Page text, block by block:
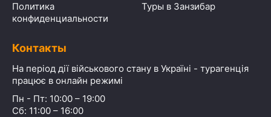
Политика
конфиденциальности
Туры в Занзибар
Контакты
На період дії військового стану в Україні - турагенція
працює в онлайн режимі
Пн - Пт: 10:00 – 19:00
Сб: 11:00 – 16:00